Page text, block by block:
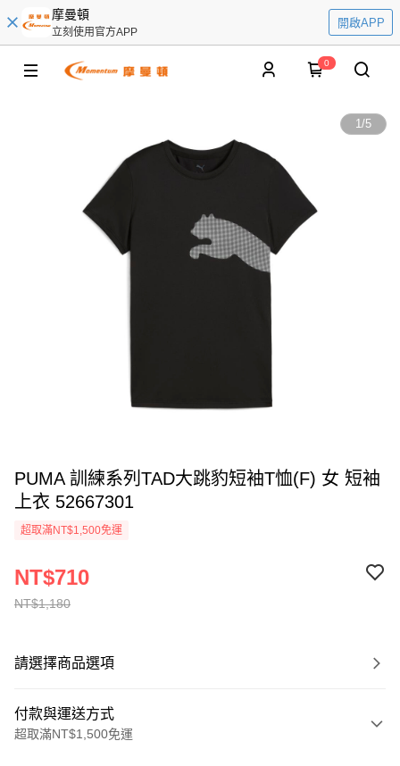
摩曼頓
立刻使用官方APP
開啟APP
0
1/5
PUMA 訓練系列TAD大跳豹短袖T恤(F) 女 短袖
上衣 52667301
超取滿NT$1,500免運
NT$1,180
NT$710
請選擇商品選項
付款與運送方式
超取滿NT$1,500免運